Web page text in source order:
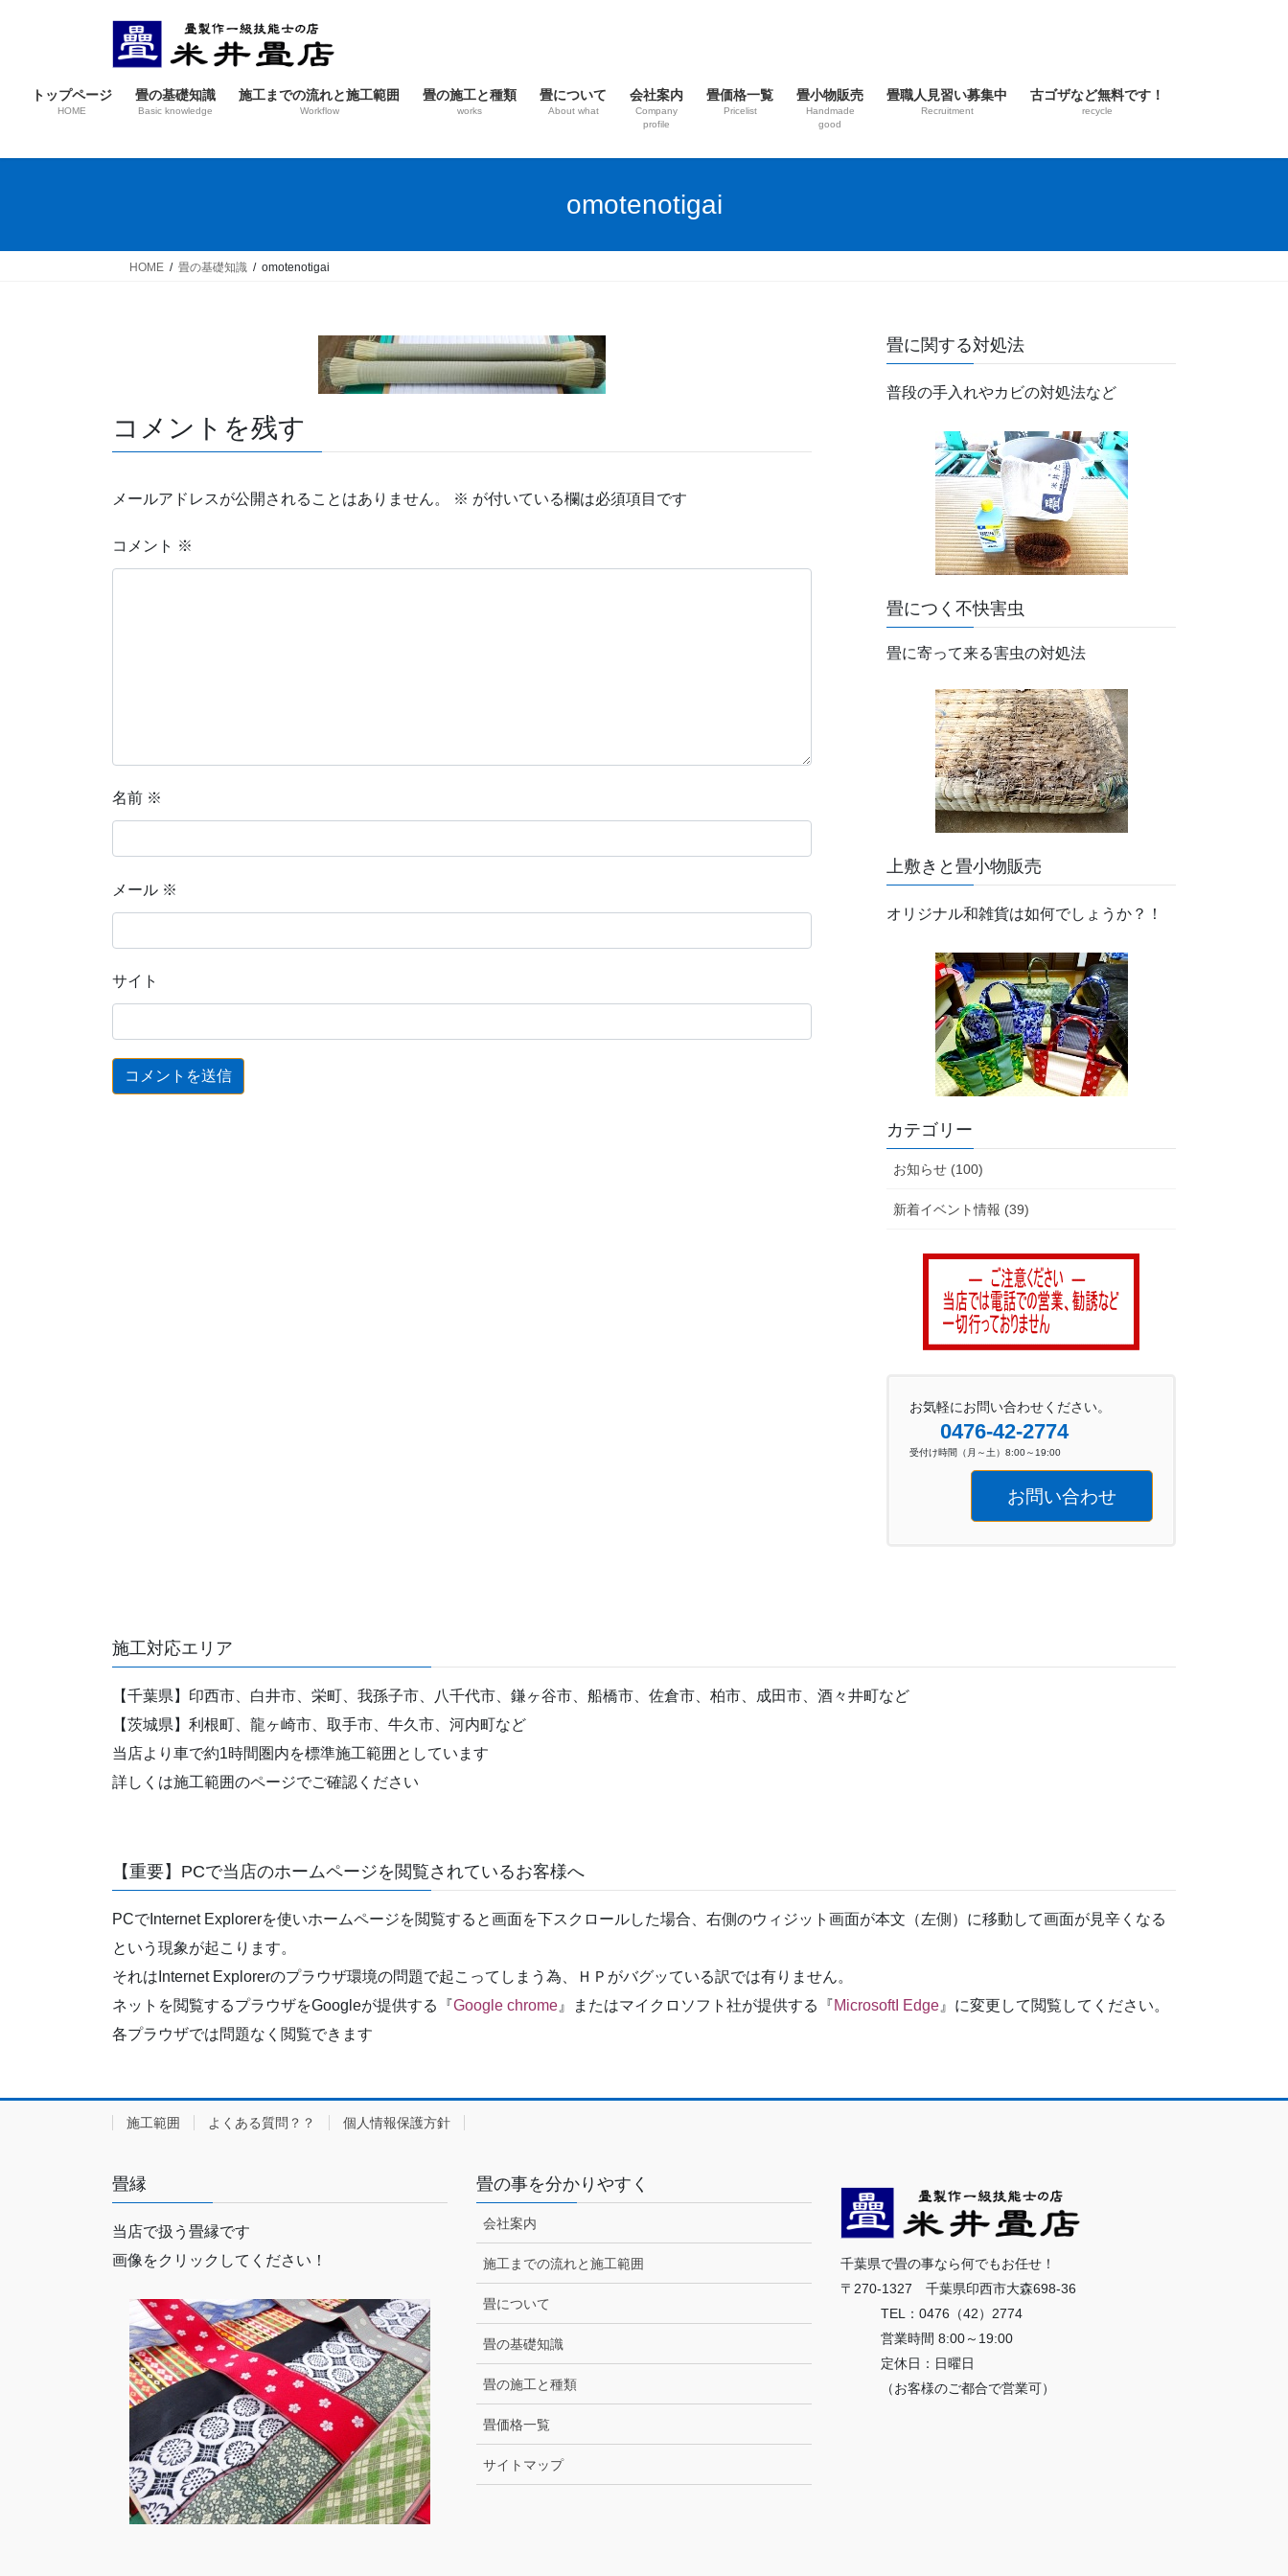
トップページ
HOME
畳の基礎知識
Basic knowledge
施工までの流れと施工範囲
Workflow
畳の施工と種類
works
畳について
About what
会社案内
Company
profile
畳価格一覧
Pricelist
畳小物販売
Handmade
good
畳職人見習い募集中
Recruitment
古ゴザなど無料です！
recycle
omotenotigai
HOME 畳の基礎知識 omotenotigai
コメントを残す
メールアドレスが公開されることはありません。 ※ が付いている欄は必須項目です
コメント ※
名前 ※
メール ※
サイト
畳に関する対処法
普段の手入れやカビの対処法など
畳につく不快害虫
畳に寄って来る害虫の対処法
上敷きと畳小物販売
オリジナル和雑貨は如何でしょうか？！
カテゴリー
お知らせ (100)
新着イベント情報 (39)
お気軽にお問い合わせください。
0476-42-2774
受付け時間（月～土）8:00～19:00
お問い合わせ
施工対応エリア
【千葉県】印西市、白井市、栄町、我孫子市、八千代市、鎌ヶ谷市、船橋市、佐倉市、柏市、成田市、酒々井町など
【茨城県】利根町、龍ヶ崎市、取手市、牛久市、河内町など
当店より車で約1時間圏内を標準施工範囲としています
詳しくは施工範囲のページでご確認ください
【重要】PCで当店のホームページを閲覧されているお客様へ
PCでInternet Explorerを使いホームページを閲覧すると画面を下スクロールした場合、右側のウィジット画面が本文（左側）に移動して画面が見辛くなる
という現象が起こります。
それはInternet Explorerのプラウザ環境の問題で起こってしまう為、ＨＰがバグッている訳では有りません。
ネットを閲覧するプラウザをGoogleが提供する『Google chrome 』またはマイクロソフト社が提供する『MicrosoftI Edge 』に変更して閲覧してください。
各プラウザでは問題なく閲覧できます
施工範囲 よくある質問？？ 個人情報保護方針
畳縁
当店で扱う畳縁です
画像をクリックしてください！
畳の事を分かりやすく
会社案内
施工までの流れと施工範囲
畳について
畳の基礎知識
畳の施工と種類
畳価格一覧
サイトマップ
千葉県で畳の事なら何でもお任せ！
〒270-1327 千葉県印西市大森698-36
TEL：0476（42）2774
営業時間 8:00～19:00
定休日：日曜日
（お客様のご都合で営業可）